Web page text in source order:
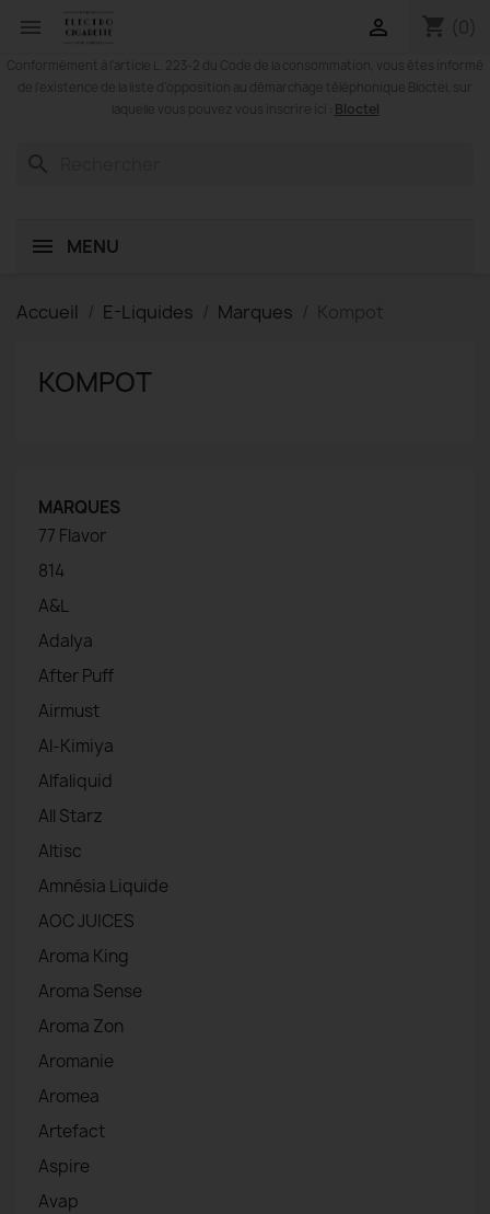
 shopping_cart (0)

Conformément à l'article L. 223-2 du Code de la consommation, vous êtes informé
de l'existence de la liste d'opposition au démarchage téléphonique Bloctel, sur
laquelle vous pouvez vous inscrire ici : Bloctel
search
MENU
Accueil E-Liquides Marques Kompot
KOMPOT
MARQUES
77 Flavor
814
A&L
Adalya
After Puff
Airmust
Al-Kimiya
Alfaliquid
All Starz
Altisc
Amnésia Liquide
AOC JUICES
Aroma King
Aroma Sense
Aroma Zon
Aromanie
Aromea
Artefact
Aspire
Avap